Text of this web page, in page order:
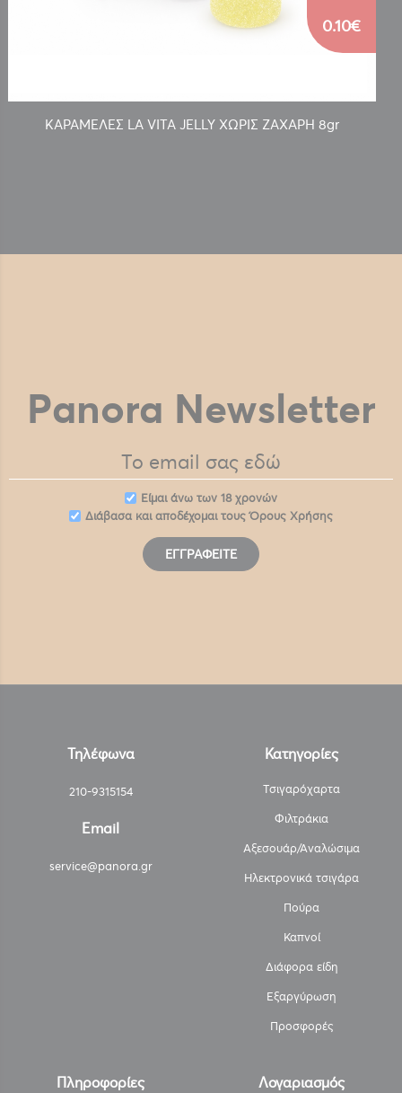
ΚΑΡΑΜΕΛΕΣ LA VITA JELLY ΧΩΡΙΣ ΖΑΧΑΡΗ 8gr
0.10€
Panora Newsletter
Eίμαι άνω των 18 χρονών
Διάβασα και αποδέχομαι τουςΌρους Χρήσης
ΕΓΓΡΑΦΕΊΤΕ
Τηλέφωνα
210-9315154
Email
service@panora.gr
Κατηγορίες
Τσιγαρόχαρτα
Φιλτράκια
Αξεσουάρ/Αναλώσιμα
Ηλεκτρονικά τσιγάρα
Πούρα
Καπνοί
Διάφορα είδη
Εξαργύρωση
Προσφορές
Πληροφορίες Λογαριασμός